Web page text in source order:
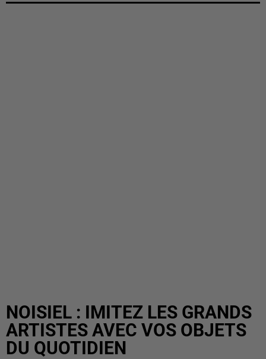
NOISIEL : IMITEZ LES GRANDS
ARTISTES AVEC VOS OBJETS
DU QUOTIDIEN